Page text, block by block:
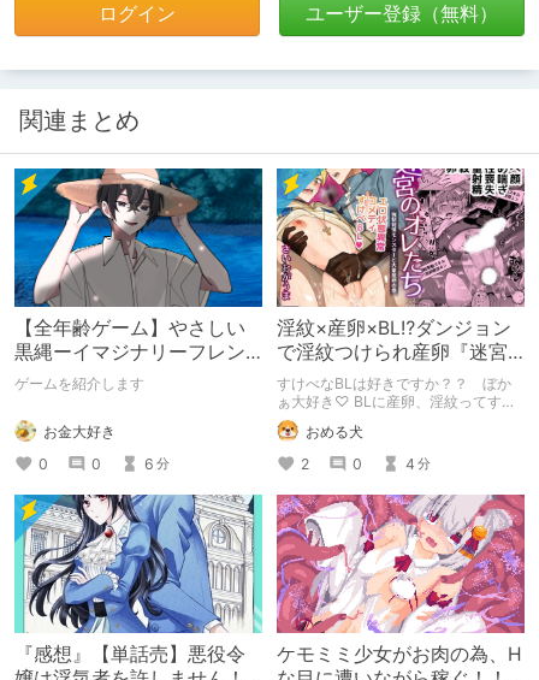
ログイン ユーザー登録（無料）
関連まとめ
【全年齢ゲーム】やさしい
黒縄ーイマジナリーフレン
ドの「彼」と過ごすおぼん
ゲームを紹介します
お金大好き
0
0 6 分
淫紋×産卵×BL⁉ダンジョン
で淫紋つけられ産卵『迷宮
のオレたち～強○発情モンス
ターと大量産卵の巻～』
すけべなBLは好きですか？？ ぼか
ぁ大好き♡ BLに産卵、淫紋ってすけ
べなBLを読みたい人の性癖に突き刺
さりまくるのでは？ そんなBLが読み
たい方におすすめの『迷宮のオレたち
～強○発情モンスターと大量産卵の巻
～』の感想です。
おめる犬
2
0 4 分
『感想』【単話売】悪役令
ケモミミ少女がお肉の為、H